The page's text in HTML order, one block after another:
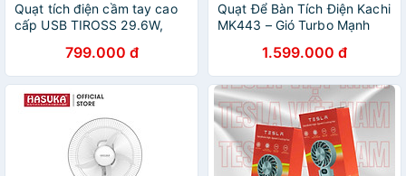
Quạt tích điện cầm tay cao
cấp USB TIROSS 29.6W,
chính hãng799.000 đ
Quạt Để Bàn Tích Điện Kachi
MK443 – Gió Turbo Mạnh
Di Động Đa Năng - hàng
chính hãng
1.599.000 đ